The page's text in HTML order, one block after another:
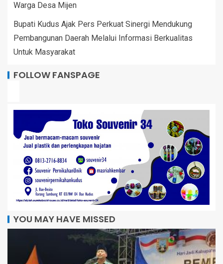
Warga Desa Mijen
Bupati Kudus Ajak Pers Perkuat Sinergi Mendukung
Pembangunan Daerah Melalui Informasi Berkualitas
Untuk Masyarakat
FOLLOW FANSPAGE
YOU MAY HAVE MISSED